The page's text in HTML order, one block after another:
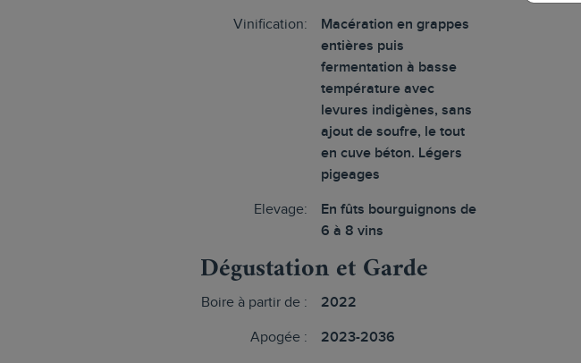
Vinification:
Macération en grappes
entières puis
fermentation à basse
température avec
levures indigènes, sans
ajout de soufre, le tout
en cuve béton. Légers
pigeages
Elevage:
En fûts bourguignons de
6 à 8 vins
Dégustation et Garde
Boire à partir de : 2022
Apogée : 2023-2036